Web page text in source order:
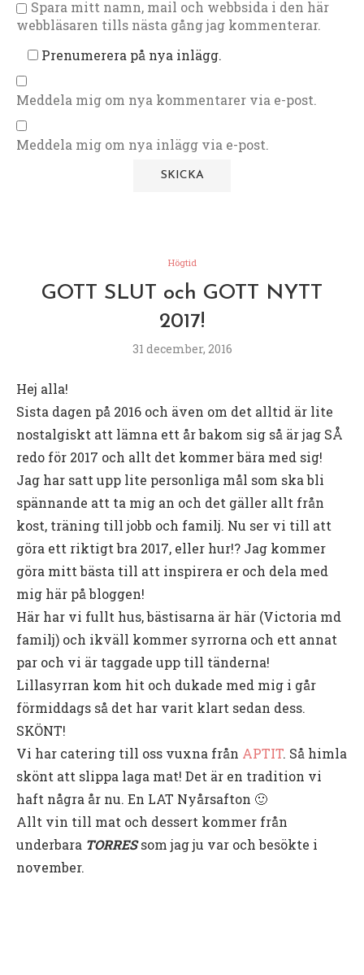
Spara mitt namn, mail och webbsida i den här
webbläsaren tills nästa gång jag kommenterar.
Prenumerera på nya inlägg.
Meddela mig om nya kommentarer via e-post.
Meddela mig om nya inlägg via e-post.
Högtid
GOTT SLUT och GOTT NYTT
2017!
31 december, 2016
Hej alla!
Sista dagen på 2016 och även om det alltid är lite
nostalgiskt att lämna ett år bakom sig så är jag SÅ
redo för 2017 och allt det kommer bära med sig!
Jag har satt upp lite personliga mål som ska bli
spännande att ta mig an och det gäller allt från
kost, träning till jobb och familj. Nu ser vi till att
göra ett riktigt bra 2017, eller hur!? Jag kommer
göra mitt bästa till att inspirera er och dela med
mig här på bloggen!
Här har vi fullt hus, bästisarna är här (Victoria md
familj) och ikväll kommer syrrorna och ett annat
par och vi är taggade upp till tänderna!
Lillasyrran kom hit och dukade med mig i går
förmiddags så det har varit klart sedan dess.
SKÖNT!
Vi har catering till oss vuxna från APTIT. Så himla
skönt att slippa laga mat! Det är en tradition vi
haft några år nu. En LAT Nyårsafton 🙂
Allt vin till mat och dessert kommer från
underbara TORRESsom jag ju var och besökte i
november.